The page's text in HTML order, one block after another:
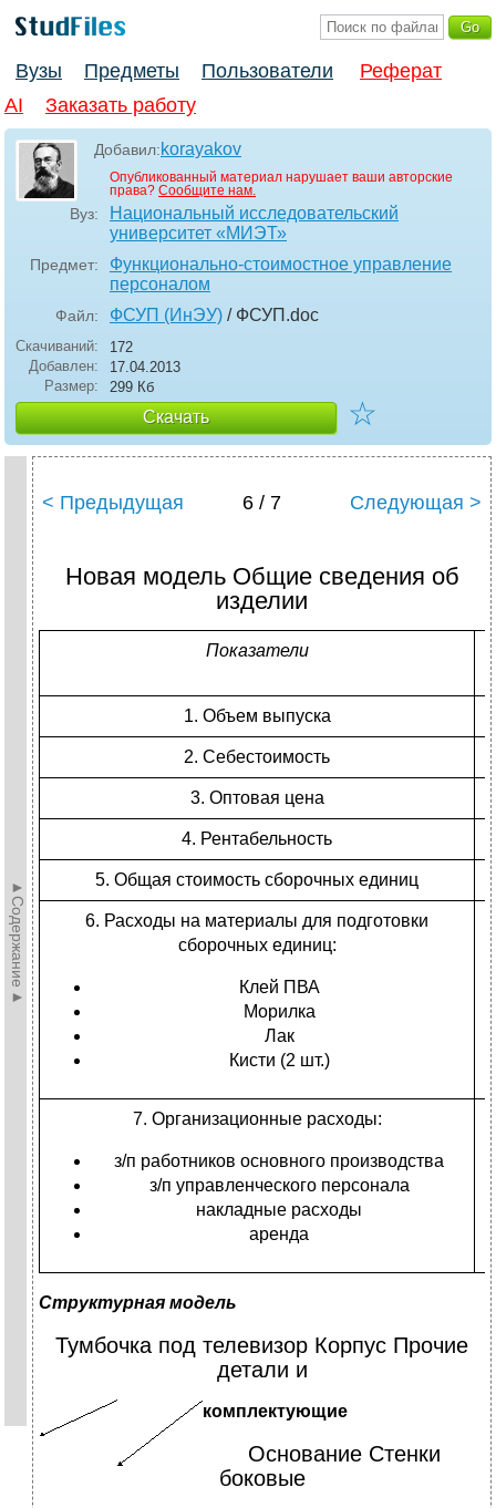
Вузы Предметы Пользователи
Реферат
AI
Заказать работу
Добавил:korayakov
Опубликованный материал нарушает ваши авторские
права? Сообщите нам.
Вуз:
Национальный исследовательский
университет «МИЭТ»
Предмет:
Функционально-стоимостное управление
персоналом
Файл: ФСУП (ИнЭУ) / ФСУП .doc
Скачиваний:
172
Добавлен:
17.04.2013
Размер:
299 Кб
Скачать ☆
►Содержание►
< Предыдущая 6 / 7 Следующая >
Новая модель Общие сведения об
изделии
Показатели
1. Объем выпуска
2. Себестоимость
3. Оптовая цена
4. Рентабельность
5. Общая стоимость сборочных единиц
6. Расходы на материалы для подготовки
сборочных единиц:
Клей ПВА
Морилка
Лак
Кисти (2 шт.)
7. Организационные расходы:
з/п работников основного производства
з/п управленческого персонала
накладные расходы
аренда
Структурная модель
Тумбочка под телевизор Корпус Прочие
детали и
комплектующие
Основание Стенки
боковые